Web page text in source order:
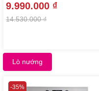
9.990.000 ₫
14.530.000 ₫
Lò nướng
-35%